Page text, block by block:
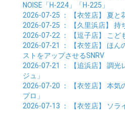
NOISE「H-224」「H-225」
2026-07-25 ： 【衣笠店】 夏と
2026-07-25 ： 【久里浜店】 持
2026-07-22 ： 【逗子店】
こど
2026-07-21
： 【衣笠店】 ほん
ストをアップさせるSNRV
2026-07-21
： 【追浜店】 調光
ジュ」
2026-07-20 ： 【衣笠店】 本気
プロ」
2026-07-13 ： 【衣笠店】 ソラ